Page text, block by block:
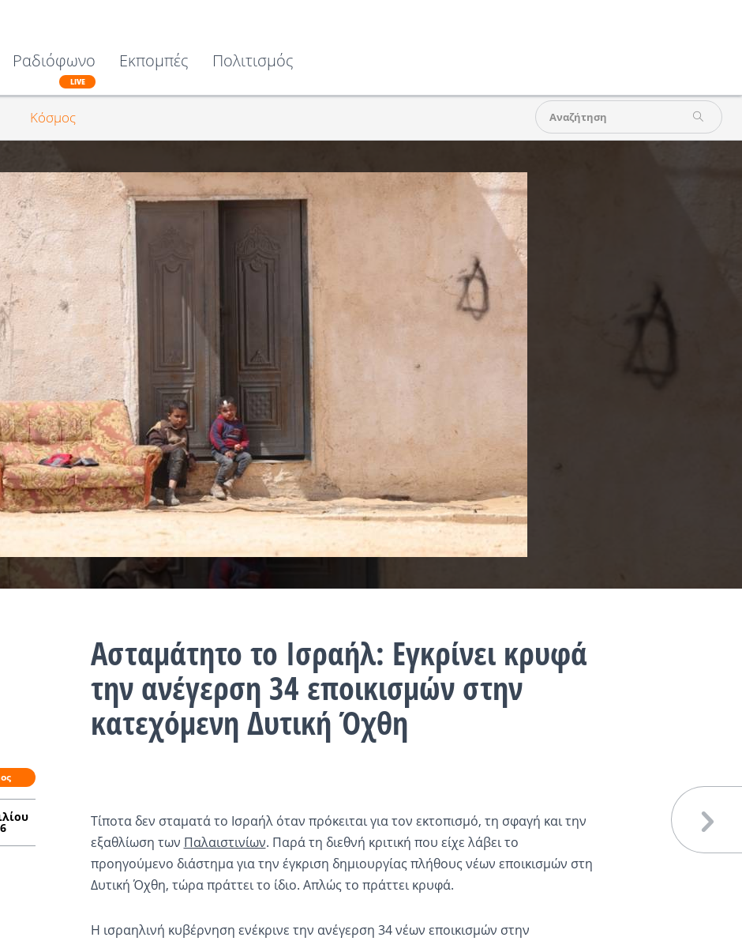
Κόσμος
Ραδιόφωνο
LIVE
Εκπομπές Πολιτισμός
Ασταμάτητο το Ισραήλ: Εγκρίνει κρυφά
την ανέγερση 34 εποικισμών στην
κατεχόμενη Δυτική Όχθη
Τίποτα δεν σταματά το Ισραήλ όταν πρόκειται για τον εκτοπισμό, τη σφαγή και την
εξαθλίωση των Παλαιστινίων. Παρά τη διεθνή κριτική που είχε λάβει το
προηγούμενο διάστημα για την έγκριση δημιουργίας πλήθους νέων εποικισμών στη
Δυτική Όχθη, τώρα πράττει το ίδιο. Απλώς το πράττει κρυφά.
Η ισραηλινή κυβέρνηση ενέκρινε την ανέγερση 34 νέων εποικισμών στην